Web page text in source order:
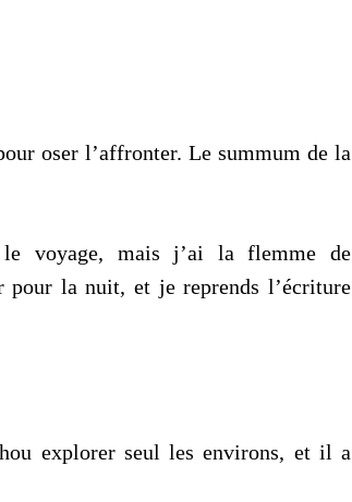
oser l’affronter. Le summum de la
le voyage, mais j’ai la flemme de
pour la nuit, et je reprends l’écriture
explorer seul les environs, et il a